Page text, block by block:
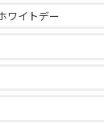
ワイトデー